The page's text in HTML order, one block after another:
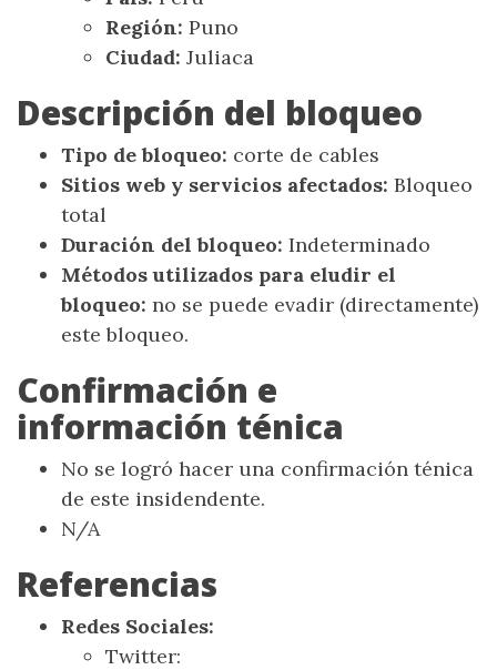
Región: Puno
Ciudad: Juliaca
Descripción del bloqueo
Tipo de bloqueo: corte de cables
Sitios web y servicios afectados: Bloqueo
total
Duración del bloqueo: Indeterminado
Métodos utilizados para eludir el
bloqueo: no se puede evadir (directamente)
este bloqueo.
Confirmación e
información ténica
No se logró hacer una confirmación ténica
de este insidendente.
N/A
Referencias
Redes Sociales:
Twitter: